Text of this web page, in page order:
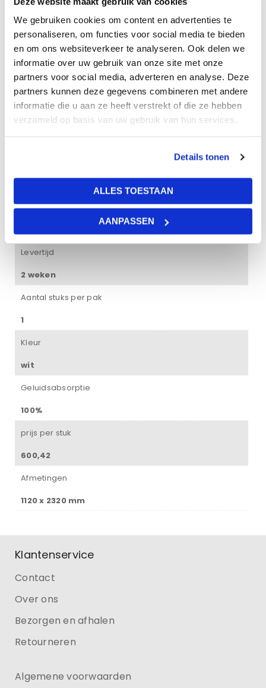
We gebruiken cookies om content en advertenties te
personaliseren, om functies voor social media te bieden
en om ons websiteverkeer te analyseren. Ook delen we
informatie over uw gebruik van onze site met onze
partners voor social media, adverteren en analyse. Deze
partners kunnen deze gegevens combineren met andere
informatie die u aan ze heeft verstrekt of die ze hebben
verzameld op basis van uw gebruik van hun services.
Details tonen
ALLES TOESTAAN
AANPASSEN
De OWA Corpus plafondeilanden brengen uw ruimte tot
rust. De plafondeilanden zijn beschikbaar in verschillende
afmetingen, mix and match naar uw persoonlijke smaak.
Uw plafond zal er vernieuwd, fris en uniek uitzien met de
Corpus-serie plafondeilanden. De eilanden hebben een
uitstekende akoestische waarde en zijn daardoor
geschikt voor ruimtes waar (grote) groepen mensen
De Corpus plafondeilanden zijn eenvoudig te installeren:
bevestig een houten plaat aan het plafond, maak 4
staalkabels vast aan de houten plaat (die worden
gebruikt om de eilanden op te hangen) en voilà!
Levertijd
2 weken
Aantal stuks per pak
1
Kleur
wit
Geluidsabsorptie
100%
prijs per stuk
600,42
Afmetingen
1120 x 2320 mm
Klantenservice
Contact
Over ons
Bezorgen en afhalen
Retourneren
Algemene voorwaarden